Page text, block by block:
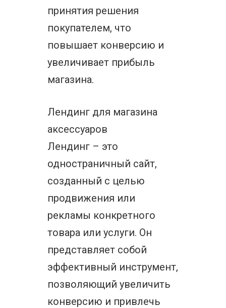
принятия решения
покупателем, что
повышает конверсию и
увеличивает прибыль
магазина.
Лендинг для магазина
аксессуаров
Лендинг – это
одностраничный сайт,
созданный с целью
продвижения или
рекламы конкретного
товара или услуги. Он
представляет собой
эффективный инструмент,
позволяющий увеличить
конверсию и привлечь